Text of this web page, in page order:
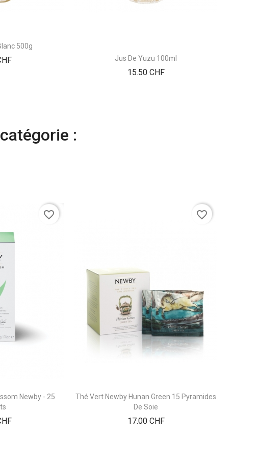
500g
Prix Jus De Yuzu 100ml
15.50 CHFPrix
:
Newby - 25
Prix
favorite_border
Thé Vert Newby Hunan Green 15 Pyramides
De Soie
17.00 CHFPrix
favorite_border